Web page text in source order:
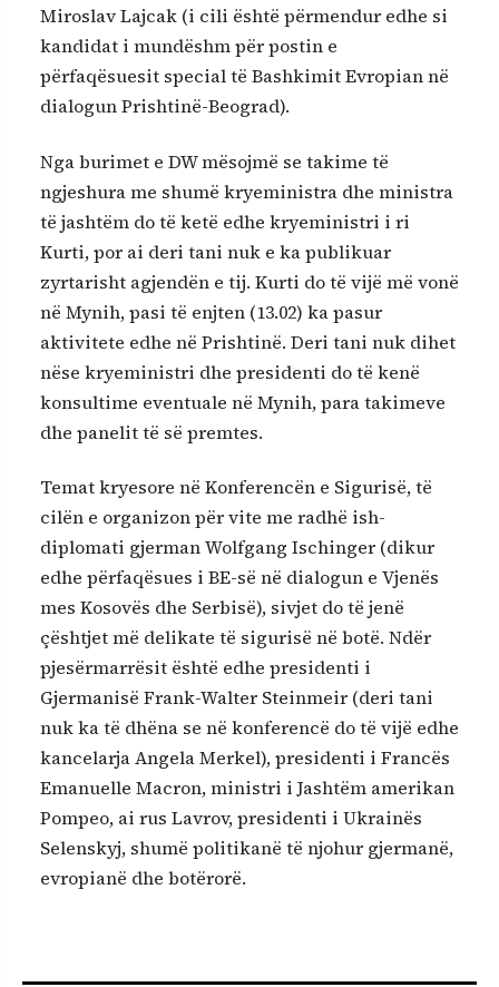
Miroslav Lajcak (i cili është përmendur edhe si
kandidat i mundëshm për postin e
përfaqësuesit special të Bashkimit Evropian në
dialogun Prishtinë-Beograd).
Nga burimet e DW mësojmë se takime të
ngjeshura me shumë kryeministra dhe ministra
të jashtëm do të ketë edhe kryeministri i ri
Kurti, por ai deri tani nuk e ka publikuar
zyrtarisht agjendën e tij. Kurti do të vijë më vonë
në Mynih, pasi të enjten (13.02) ka pasur
aktivitete edhe në Prishtinë. Deri tani nuk dihet
nëse kryeministri dhe presidenti do të kenë
konsultime eventuale në Mynih, para takimeve
dhe panelit të së premtes.
Temat kryesore në Konferencën e Sigurisë, të
cilën e organizon për vite me radhë ish-
diplomati gjerman Wolfgang Ischinger (dikur
edhe përfaqësues i BE-së në dialogun e Vjenës
mes Kosovës dhe Serbisë), sivjet do të jenë
çështjet më delikate të sigurisë në botë. Ndër
pjesërmarrësit është edhe presidenti i
Gjermanisë Frank-Walter Steinmeir (deri tani
nuk ka të dhëna se në konferencë do të vijë edhe
kancelarja Angela Merkel), presidenti i Francës
Emanuelle Macron, ministri i Jashtëm amerikan
Pompeo, ai rus Lavrov, presidenti i Ukrainës
Selenskyj, shumë politikanë të njohur gjermanë,
evropianë dhe botërorë.